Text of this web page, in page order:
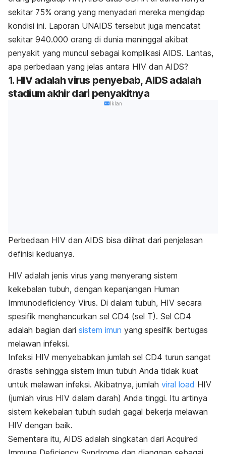
sekitar 75% orang yang menyadari mereka mengidap
kondisi ini. Laporan UNAIDS tersebut juga mencatat
sekitar 940.000 orang di dunia meninggal akibat
penyakit yang muncul sebagai komplikasi AIDS. Lantas,
apa perbedaan yang jelas antara HIV dan AIDS?
1. HIV adalah virus penyebab, AIDS adalah
stadium akhir dari penyakitnya
Iklan
Perbedaan HIV dan AIDS bisa dilihat dari penjelasan
definisi keduanya.
HIV adalah jenis virus yang menyerang sistem
kekebalan tubuh, dengan kepanjangan Human
Immunodeficiency Virus. Di dalam tubuh, HIV secara
spesifik menghancurkan sel CD4 (sel T). Sel CD4
adalah bagian dari sistem imun yang spesifik bertugas
melawan infeksi.
Infeksi HIV menyebabkan jumlah sel CD4 turun sangat
drastis sehingga sistem imun tubuh Anda tidak kuat
untuk melawan infeksi. Akibatnya, jumlah viral load HIV
(jumlah virus HIV dalam darah) Anda tinggi. Itu artinya
sistem kekebalan tubuh sudah gagal bekerja melawan
HIV dengan baik.
Sementara itu, AIDS adalah singkatan dari Acquired